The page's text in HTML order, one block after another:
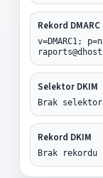
Rekord DMARC
v=DMARC1;
Selektor DKIM
Brak
Rekord DKIM
Brak rekordu